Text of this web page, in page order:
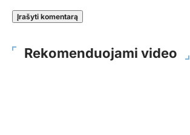
Rekomenduojami video